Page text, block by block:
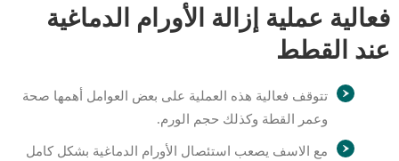
فعالية عملية إزالة الأورام الدماغية
عند القطط
تتوقف فعالية هذه العملية على بعض العوامل أهمها صحة
وعمر القطة وكذلك حجم الورم.
مع الاسف يصعب استئصال الأورام الدماغية بشكل كامل